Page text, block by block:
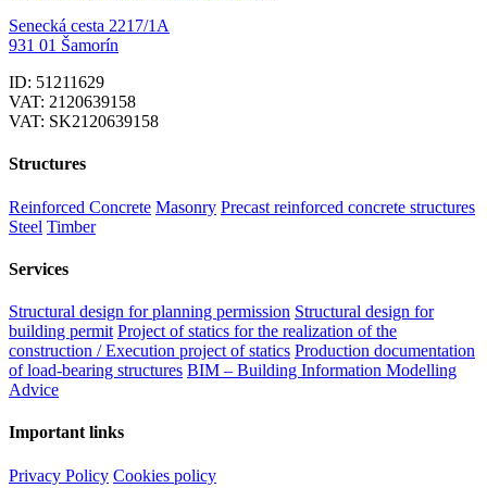
Senecká cesta 2217/1A
931 01 Šamorín
ID: 51211629
VAT: 2120639158
VAT: SK2120639158
Structures
Reinforced Concrete Masonry Precast reinforced concrete structures
Steel Timber
Services
Structural design for planning permission Structural design for
building permit Project of statics for the realization of the
construction / Execution project of statics Production documentation
of load-bearing structures BIM – Building Information Modelling
Advice
Important links
Privacy Policy Cookies policy